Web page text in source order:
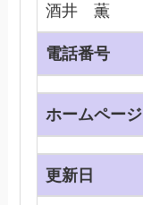
酒井 薫
電話番号
ホームページ
更新日